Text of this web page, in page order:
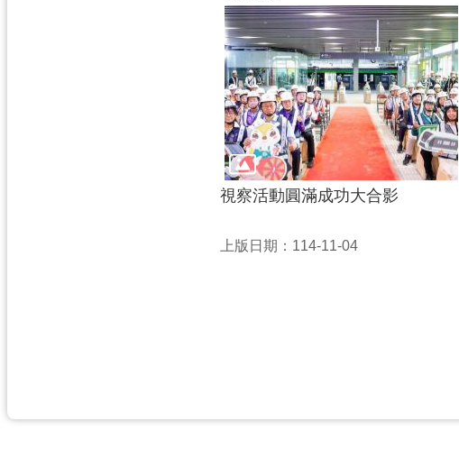
視察活動圓滿成功大合影
上版日期：114-11-04